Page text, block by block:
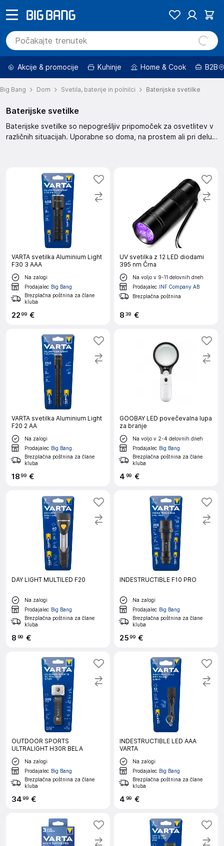
Akcije & promocije Kuhinje Home & Cook B2B
Big Bang Dom Svetila, baterije in polnilci Baterijske svetilke
Baterijske svetilke
Baterijske svetilke so nepogrešljiv pripomoček za osvetlitev v
različnih situacijah. Uporabne so doma, na prostem ali pri delu.
VARTA svetilka Aluminium Light
F30 3 AAA
Na zalogi
Prodajalec Big Bang
Brezplačna poštnina za člane
kluba
2299 €
UV svetilka z 12 LED diodami
395 nm Črna
Na voljo v 9-11 delovnih dneh
Prodajalec INF Company AB
Brezplačna poštnina
8 39 €
VARTA svetilka Aluminium Light
F20 2 AA
Na zalogi
Prodajalec Big Bang
Brezplačna poštnina za člane
kluba
1899 €
GOOBAY LED povečevalna lupa
za branje
Na voljo v 2-4 delovnih dneh
Prodajalec Big Bang
Brezplačna poštnina za člane
kluba
4 99 €
DAY LIGHT MULTILED F20
Na zalogi
Prodajalec Big Bang
Brezplačna poštnina za člane
kluba
8 99 €
INDESTRUCTIBLE F10 PRO
Na zalogi
Prodajalec Big Bang
Brezplačna poštnina za člane
kluba
2599 €
OUTDOOR SPORTS
ULTRALIGHT H30R BELA
Na zalogi
Prodajalec Big Bang
Brezplačna poštnina za člane
kluba
3499 €
INDESTRUCTIBLE LED AAA
VARTA
Na zalogi
Prodajalec Big Bang
Brezplačna poštnina za člane
kluba
4 99 €